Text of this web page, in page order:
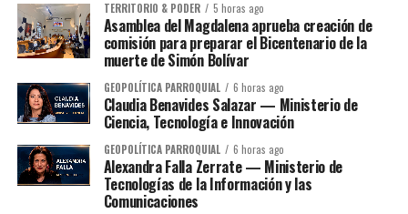
TERRITORIO & PODER 5 horas ago
Asamblea del Magdalena aprueba creación de
comisión para preparar el Bicentenario de la
muerte de Simón Bolívar
GEOPOLÍTICA PARROQUIAL 6 horas ago
Claudia Benavides Salazar — Ministerio de
Ciencia, Tecnología e Innovación
GEOPOLÍTICA PARROQUIAL 6 horas ago
Alexandra Falla Zerrate — Ministerio de
Tecnologías de la Información y las
Comunicaciones